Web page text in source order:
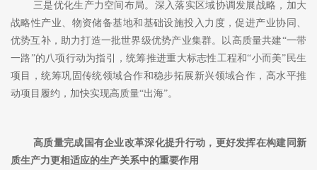
三是优化生产力空间布局。深入落实区域协调发展战略，加大
战略性产业、物资储备基地和基础设施投入力度，促进产业协同、
优势互补，助力打造一批世界级优势产业集群。以高质量共建“一带
一路”的八项行动为指引，统筹推进重大标志性工程和“小而美”民生
项目，统筹巩固传统领域合作和稳步拓展新兴领域合作，高水平推
动项目履约，加快实现高质量“出海”。
高质量完成国有企业改革深化提升行动，更好发挥在构建同新
质生产力更相适应的生产关系中的重要作用